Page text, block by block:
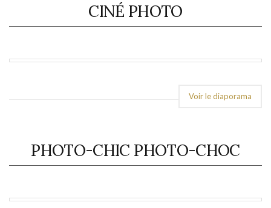
CINÉ PHOTO
Voir le diaporama
PHOTO-CHIC PHOTO-CHOC